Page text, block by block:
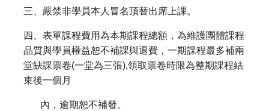
三、嚴禁非學員本人冒名頂替出席上課。
四、表單課程費用為本期課程總額，為維護團體課程
品質與學員權益恕不補課與退費，一期課程最多補兩
堂缺課票卷(一堂為三張),領取票卷時限為整期課程結
束後一個月
內，逾期恕不補發。